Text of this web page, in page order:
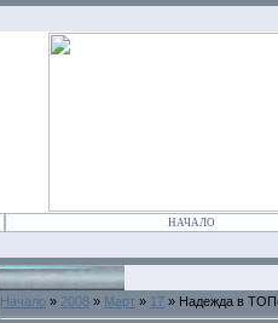
НАЧАЛО
Начало » 2008 » Март » 17 » Надежда в